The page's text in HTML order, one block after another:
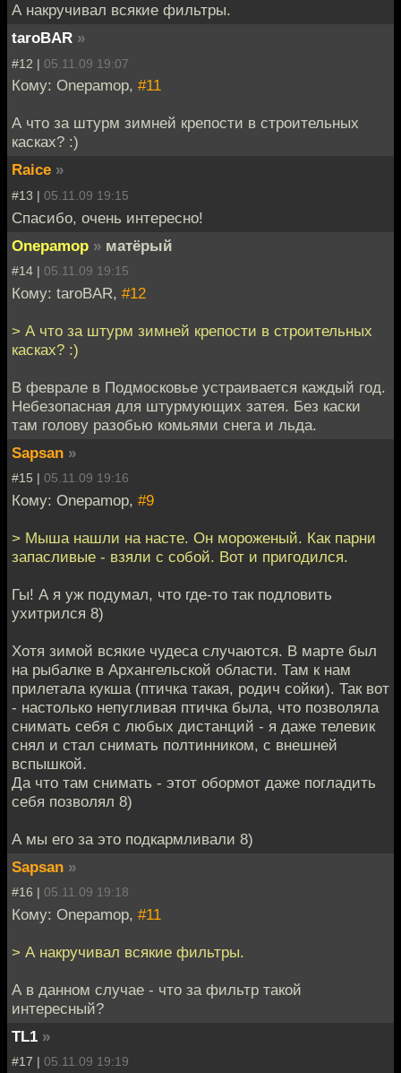
А накручивал всякие фильтры.
taroBAR »
#12 | 05.11.09 19:07
Кому: Onepamop, #11
А что за штурм зимней крепости в строительных
касках? :)
Raice »
#13 | 05.11.09 19:15
Спасибо, очень интересно!
Onepamop » матёрый
#14 | 05.11.09 19:15
Кому: taroBAR, #12
> А что за штурм зимней крепости в строительных
касках? :)
В феврале в Подмосковье устраивается каждый год.
Небезопасная для штурмующих затея. Без каски
там голову разобью комьями снега и льда.
Sapsan »
#15 | 05.11.09 19:16
Кому: Onepamop, #9
> Мыша нашли на насте. Он мороженый. Как парни
запасливые - взяли с собой. Вот и пригодился.
Гы! А я уж подумал, что где-то так подловить
ухитрился 8)
Хотя зимой всякие чудеса случаются. В марте был
на рыбалке в Архангельской области. Там к нам
прилетала кукша (птичка такая, родич сойки). Так вот
- настолько непугливая птичка была, что позволяла
снимать себя с любых дистанций - я даже телевик
снял и стал снимать полтинником, с внешней
вспышкой.
Да что там снимать - этот обормот даже погладить
себя позволял 8)
А мы его за это подкармливали 8)
Sapsan »
#16 | 05.11.09 19:18
Кому: Onepamop, #11
> А накручивал всякие фильтры.
А в данном случае - что за фильтр такой
интересный?
TL1 »
#17 | 05.11.09 19:19